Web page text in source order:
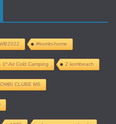
#kombi-home
1º Air Cold Camping 2 kombeach
CLUBE MS